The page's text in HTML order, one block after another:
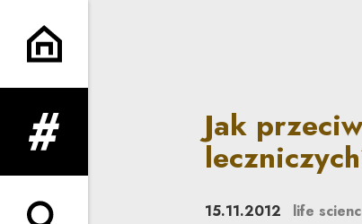
Jak przeciwdziałać
rozwiń menu Jak
15.11.2012 life